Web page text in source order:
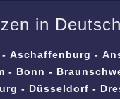
in
- Aschaffenburg -
- Bonn -
- Düsseldorf -